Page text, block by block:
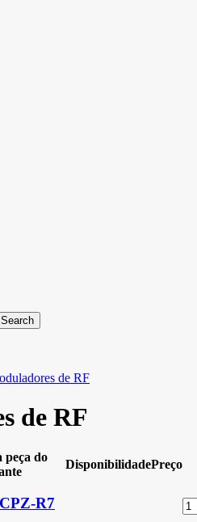
Search
de RF
de RF
peça do
DisponibilidadePreço
R7